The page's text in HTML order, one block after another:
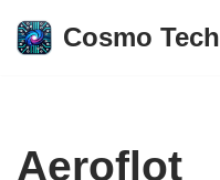
Aller
Cosmo Tech
Aeroflot